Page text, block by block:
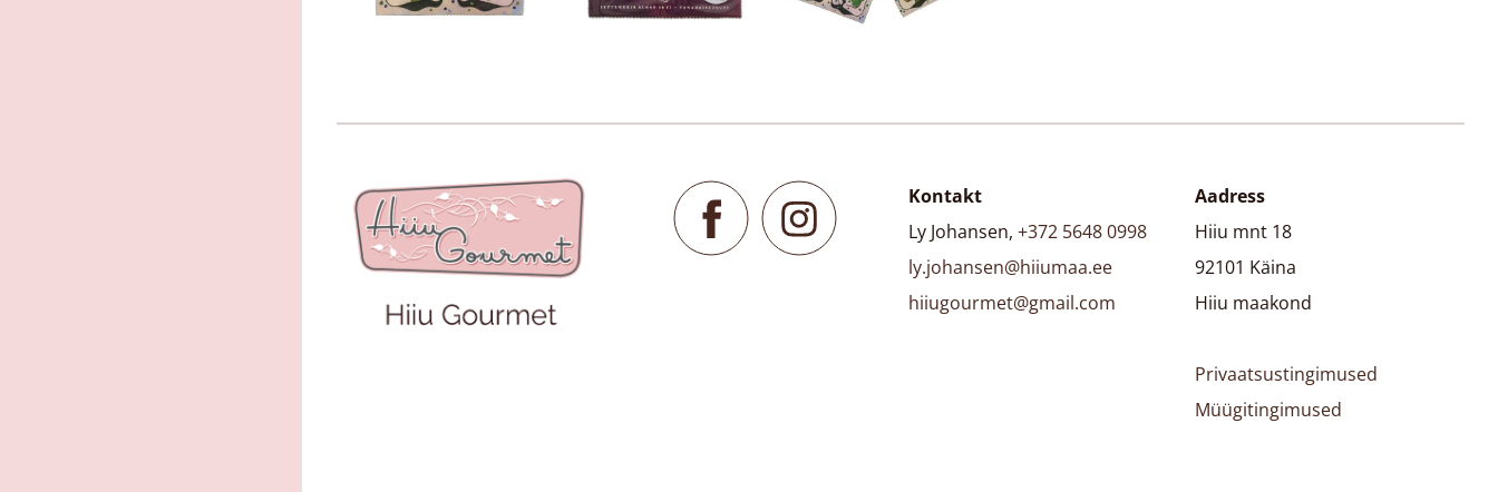
Kontakt
Ly Johansen, +372 5648 0998
ly.johansen@hiiumaa.ee
hiiugourmet@gmail.com
Aadress
Hiiu mnt 18
92101 Käina
Hiiu maakond
Privaatsustingimused
Müügitingimused